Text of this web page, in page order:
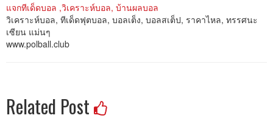
แจกทีเด็ดบอล ,วิเคราะห์บอล, บ้านผลบอล
วิเคราะห์บอล, ทีเด็ดฟุตบอล, บอลเต็ง, บอลสเต็ป, ราคาไหล, ทรรศนะ
เซียน แม่นๆ
www.polball.club
Related Post